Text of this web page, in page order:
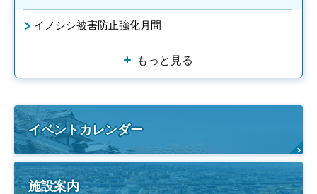
イノシシ被害防止強化月間
もっと見る
イベントカレンダー
施設案内